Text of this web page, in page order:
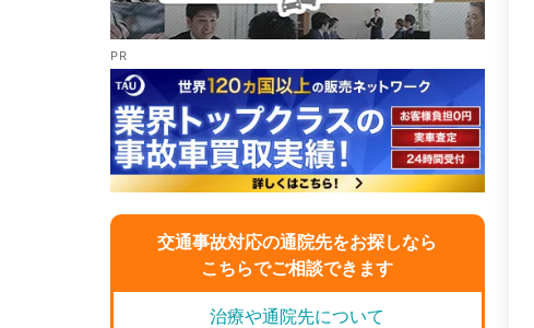
交通事故対応の通院先をお探しなら
こちらでご相談できます
治療や通院先について